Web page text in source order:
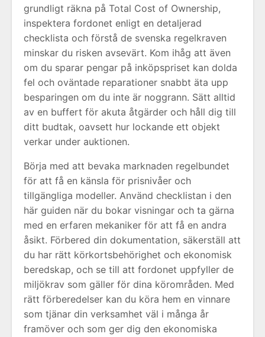
grundligt räkna på Total Cost of Ownership,
inspektera fordonet enligt en detaljerad
checklista och förstå de svenska regelkraven
minskar du risken avsevärt. Kom ihåg att även
om du sparar pengar på inköpspriset kan dolda
fel och oväntade reparationer snabbt äta upp
besparingen om du inte är noggrann. Sätt alltid
av en buffert för akuta åtgärder och håll dig till
ditt budtak, oavsett hur lockande ett objekt
verkar under auktionen.
Börja med att bevaka marknaden regelbundet
för att få en känsla för prisnivåer och
tillgängliga modeller. Använd checklistan i den
här guiden när du bokar visningar och ta gärna
med en erfaren mekaniker för att få en andra
åsikt. Förbered din dokumentation, säkerställ att
du har rätt körkortsbehörighet och ekonomisk
beredskap, och se till att fordonet uppfyller de
miljökrav som gäller för dina körområden. Med
rätt förberedelser kan du köra hem en vinnare
som tjänar din verksamhet väl i många år
framöver och som ger dig den ekonomiska